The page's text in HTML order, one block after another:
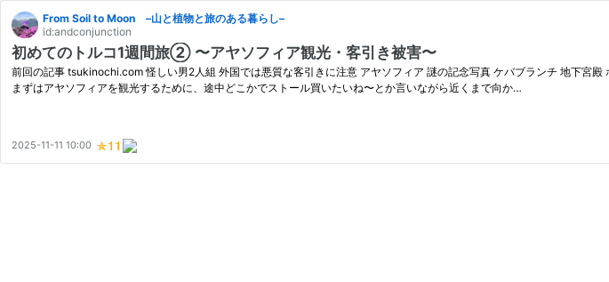
From Soil to Moon –山と植物と旅のある暮らし–
id:andconjunction
初めてのトルコ1週間旅② 〜アヤソフィア観光・客引き被害〜
前回の記事 tsukinochi.com 怪しい男2人組 外国では悪質な客引きに注意 アヤソフィア 謎の記念写真 ケバブランチ 地下宮
まずはアヤソフィアを観光するために、途中どこかでストール買いたいね〜とか言いながら近くまで向か…
2025-11-11 10:00